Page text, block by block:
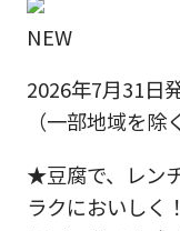
NEW
2026年7月31日
（一部地域を除
★豆腐で、レン
ラクにおいしく